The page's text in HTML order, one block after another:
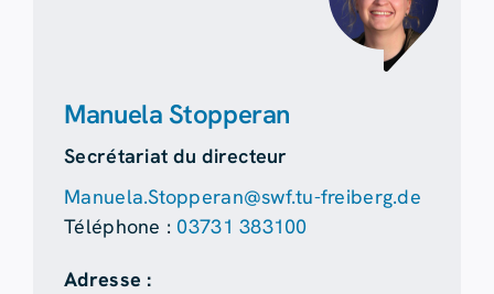
Manuela Stopperan
Secrétariat du directeur
Manuela.Stopperan@swf.tu-freiberg.de
Téléphone : 03731 383100
Adresse :